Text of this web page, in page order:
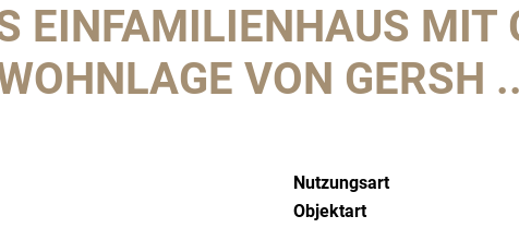
EINFAMILIENHAUS MIT
VON GERSH
Nutzungsart
Objektart